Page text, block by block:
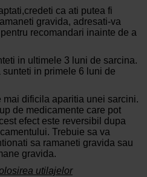
ca ati putea fi
gravida, adresati-va
recomandari inainte de a
in ultimele 3 luni de sarcina.
in primele 6 luni de
mai dificila aparitia unei sarcini.
de medicamente care pot
efect este reversibil dupa
Trebuie sa va
sa ramaneti gravida sau
gravida.
utilajelor